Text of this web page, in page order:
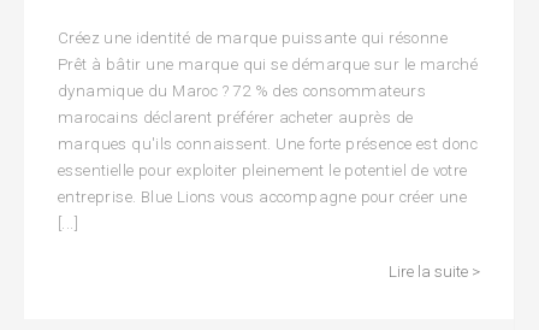
Créez une identité de marque puissante qui résonne
Prêt à bâtir une marque qui se démarque sur le marché
dynamique du Maroc ? 72 % des consommateurs
marocains déclarent préférer acheter auprès de
marques qu'ils connaissent. Une forte présence est donc
essentielle pour exploiter pleinement le potentiel de votre
entreprise. Blue Lions vous accompagne pour créer une
[...]
Lire la suite >